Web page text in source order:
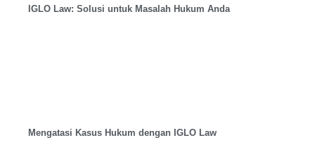
IGLO Law: Solusi untuk Masalah Hukum Anda
Mengatasi Kasus Hukum dengan IGLO Law